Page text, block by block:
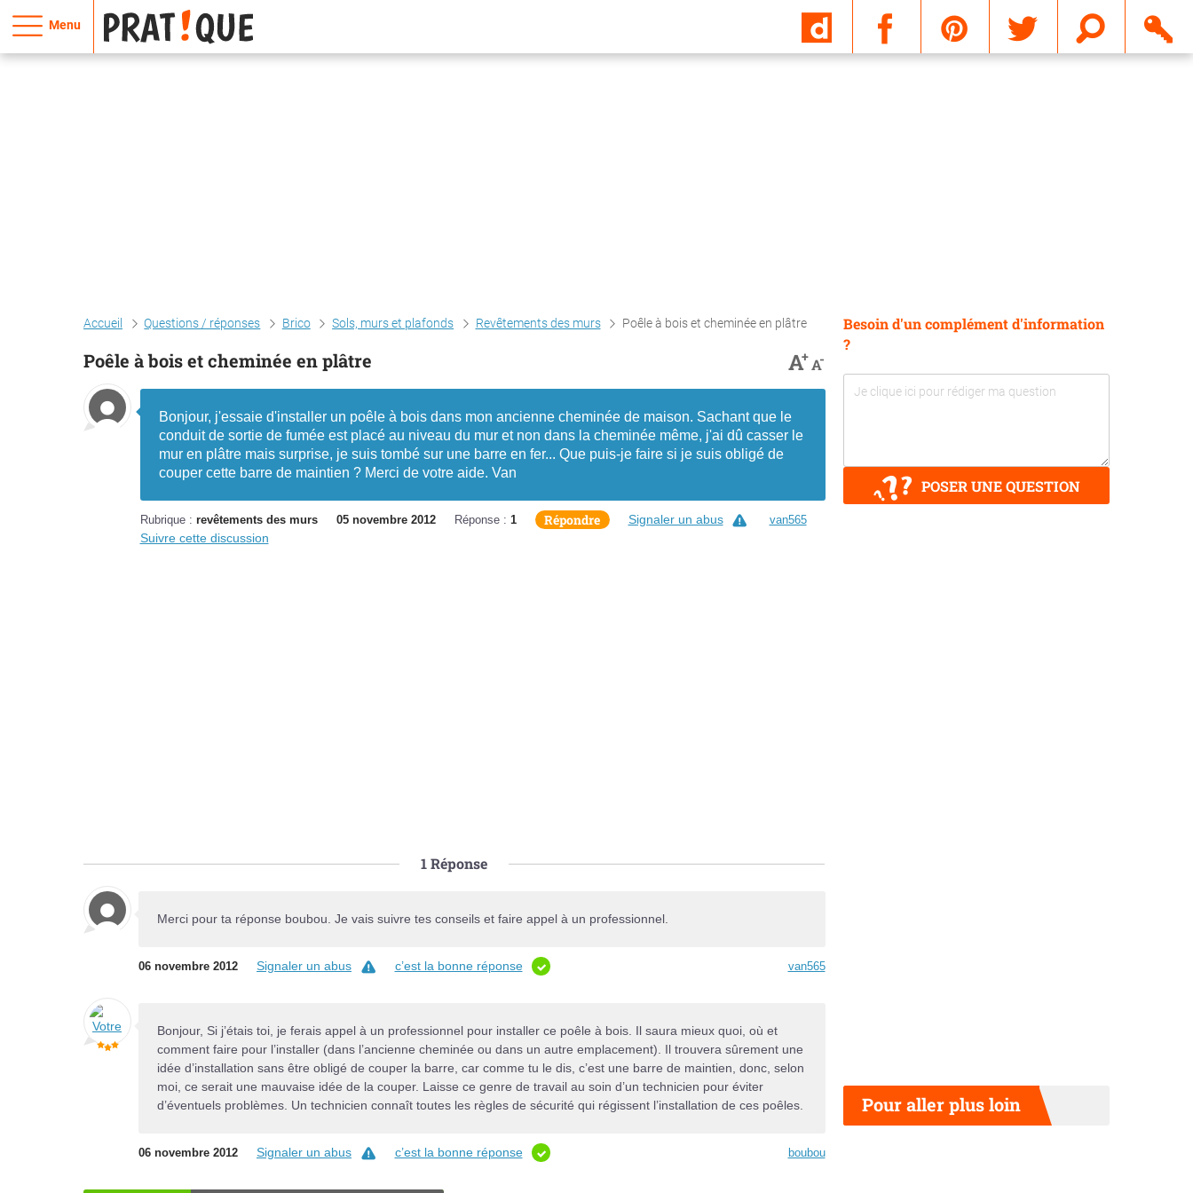
Menu
Accueil Questions / réponses Brico Sols, murs et plafonds Revêtements des murs Poêle à bois et cheminée en plâtre
Poêle à bois et cheminée en plâtre A+A-
Bonjour, j'essaie d'installer un poêle à bois dans mon ancienne cheminée de maison. Sachant que le
conduit de sortie de fumée est placé au niveau du mur et non dans la cheminée même, j'ai dû casser le
mur en plâtre mais surprise, je suis tombé sur une barre en fer... Que puis-je faire si je suis obligé de
couper cette barre de maintien ? Merci de votre aide. Van
Rubrique : revêtements des murs 05 novembre 2012 Réponse : 1 Répondre van565
Signaler un abus
Suivre cette discussion
1Réponse
Merci pour ta réponse boubou. Je vais suivre tes conseils et faire appel à un professionnel.
06 novembre 2012 Signaler un abus c’est la bonne réponse van565
Bonjour, Si j’étais toi, je ferais appel à un professionnel pour installer ce poêle à bois. Il saura mieux quoi, où et
comment faire pour l’installer (dans l’ancienne cheminée ou dans un autre emplacement). Il trouvera sûrement une
idée d’installation sans être obligé de couper la barre, car comme tu le dis, c’est une barre de maintien, donc, selon
moi, ce serait une mauvaise idée de la couper. Laisse ce genre de travail au soin d’un technicien pour éviter
d’éventuels problèmes. Un technicien connaît toutes les règles de sécurité qui régissent l’installation de ces poêles.
06 novembre 2012 Signaler un abus c’est la bonne réponse boubou
Besoin d'un complément d'information
?
POSER UNE QUESTION
Pour aller plus loin